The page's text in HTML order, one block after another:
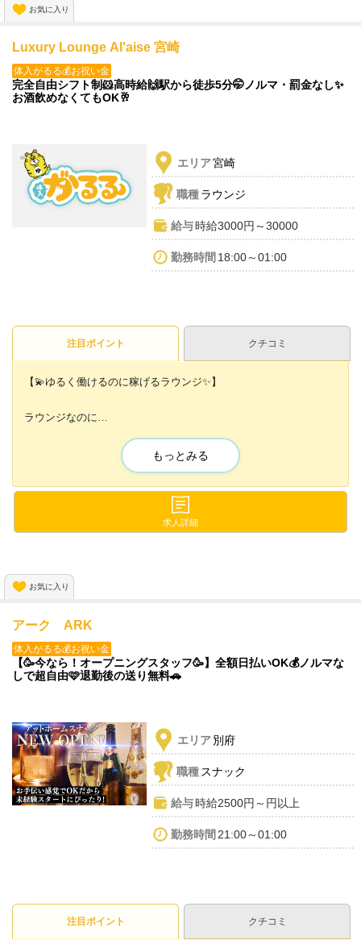
ぜひお待ちしております🙌💕
お気に入り
Luxury Lounge Al'aise 宮崎
体入がるる💰お祝い金
完全自由シフト制🐹高時給🙌駅から徒歩5分🤭ノルマ・罰金なし✨
お酒飲めなくてもOK🥂
エリア宮崎
職種ラウンジ
給与時給3000円～30000
勤務時間 18:00～01:00
注目ポイント クチコミ
【💫ゆるく働けるのに稼げるラウンジ✨】
ラウンジなのに
採用率99.9%宣言中💕💕
💎効率よく稼げちゃう
💕面接＆体験入店はいつでも受付中💕
即日採用も可能です✨
ご応募お待ちしております💖
もっとみる
求人詳細
お気に入り
アーク ARK
体入がるる💰お祝い金
【🥳今なら！オープニングスタッフ🥳】全額日払いOK💰ノルマな
しで超自由🩷退勤後の送り無料🚗
エリア別府
職種 スナック
給与時給2500円～円以上
勤務時間 21:00～01:00
注目ポイント クチコミ